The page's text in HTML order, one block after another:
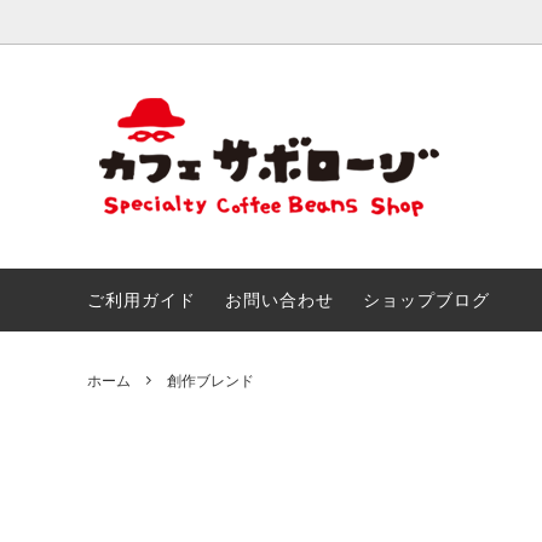
おためしセット
チョコ＆スイーツのためのマリアージュ サボロ
ごあいさつ
ご利用ガイド お問い合わせ ショップブログ
ホーム 創作ブレンド